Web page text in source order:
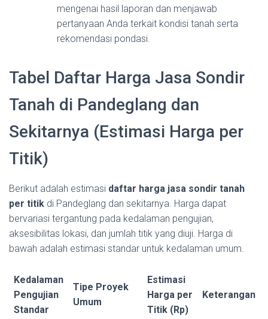
mengenai hasil laporan dan menjawab
pertanyaan Anda terkait kondisi tanah serta
rekomendasi pondasi.
Tabel Daftar Harga Jasa Sondir
Tanah di Pandeglang dan
Sekitarnya (Estimasi Harga per
Titik)
Berikut adalah estimasi daftar harga jasa sondir tanah
per titik di Pandeglang dan sekitarnya. Harga dapat
bervariasi tergantung pada kedalaman pengujian,
aksesibilitas lokasi, dan jumlah titik yang diuji. Harga di
bawah adalah estimasi standar untuk kedalaman umum.
Kedalaman
Pengujian
Standar
Tipe Proyek
Umum
Estimasi
Harga per
Titik (Rp)
Keterangan